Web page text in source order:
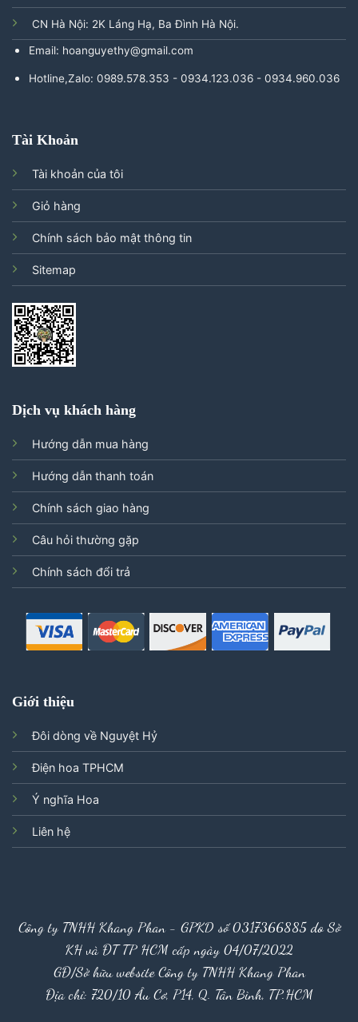
CN Hà Nội: 2K Láng Hạ, Ba Đình Hà Nội.
Email: hoanguyethy@gmail.com
Hotline,Zalo: 0989.578.353 - 0934.123.036 - 0934.960.036
Tài Khoản
Tài khoản của tôi
Giỏ hàng
Chính sách bảo mật thông tin
Sitemap
Dịch vụ khách hàng
Hướng dẫn mua hàng
Hướng dẫn thanh toán
Chính sách giao hàng
Câu hỏi thường gặp
Chính sách đổi trả
Giới thiệu
Đôi dòng về Nguyệt Hỷ
Điện hoa TPHCM
Ý nghĩa Hoa
Liên hệ
Công ty TNHH Khang Phan - GPKD số 0317366885 do Sở
KH và ĐT TP HCM cấp ngày 04/07/2022
GĐ/Sở hữu website Công ty TNHH Khang Phan
Địa chỉ: 720/10 Âu Cơ, P14, Q. Tân Bình, TP.HCM